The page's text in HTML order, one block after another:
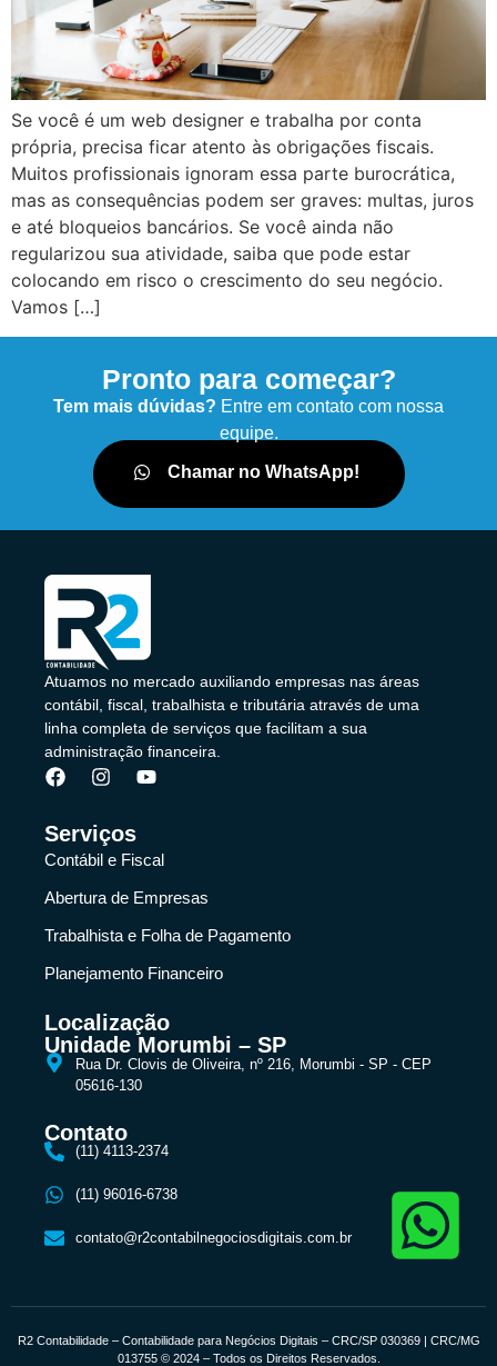
Se você é um web designer e trabalha por conta
própria, precisa ficar atento às obrigações fiscais.
Muitos profissionais ignoram essa parte burocrática,
mas as consequências podem ser graves: multas, juros
e até bloqueios bancários. Se você ainda não
regularizou sua atividade, saiba que pode estar
colocando em risco o crescimento do seu negócio.
Vamos […]
Pronto para começar?
Tem mais dúvidas? Entre em contato com nossa
equipe.
Chamar no WhatsApp!
Atuamos no mercado auxiliando empresas nas áreas
contábil, fiscal, trabalhista e tributária através de uma
linha completa de serviços que facilitam a sua
administração financeira.
Serviços
Contábil e Fiscal
Abertura de Empresas
Trabalhista e Folha de Pagamento
Planejamento Financeiro
Localização
Unidade Morumbi – SP
Rua Dr. Clovis de Oliveira, nº 216, Morumbi - SP - CEP
05616-130
Contato
(11) 4113-2374
(11) 96016-6738
contato@r2contabilnegociosdigitais.com.br
R2 Contabilidade – Contabilidade para Negócios Digitais – CRC/SP 030369 | CRC/MG
013755 © 2024 – Todos os Direitos Reservados.